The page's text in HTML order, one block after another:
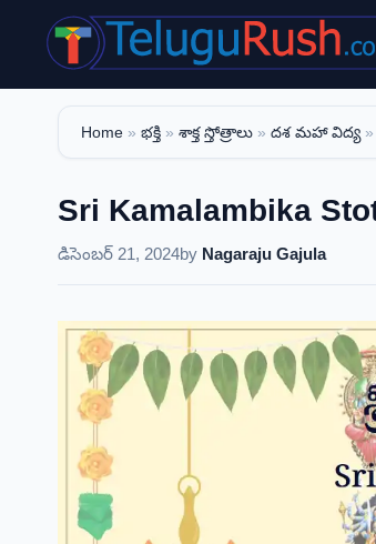
content
Home » భక్తి » శాక్త స్తోత్రాలు » దశ మహా విద్య »
Sri Kamalambika
డిసెంబర్ 21, 2024by Nagaraju Gajula